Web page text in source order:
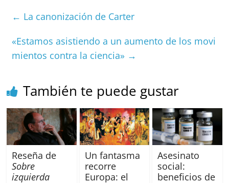
e
o
o
l s
p
p
h
s tir
← La canonización de Carter
«Estamos asistiendo a un aumento de los movi
mientos contra la ciencia» →
También te puede gustar
Reseña de
Sobre
izquierda
Un fantasma
recorre
Europa: el
Asesinato
social:
beneficios de